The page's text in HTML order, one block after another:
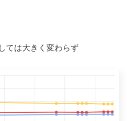
ては大きく変わらず